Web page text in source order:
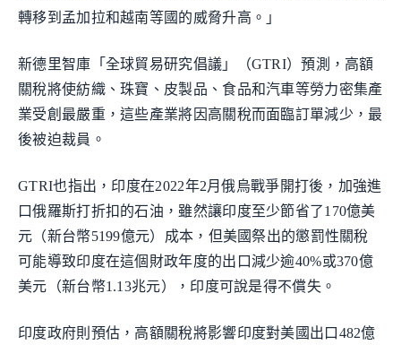
轉移到孟加拉和越南等國的威脅升高。」
新德里智庫「全球貿易研究倡議」（GTRI）預測，高額
關稅將使紡織、珠寶、皮製品、食品和汽車等勞力密集產
業受創最嚴重，這些產業將因高關稅而面臨訂單減少，最
後被迫裁員。
GTRI也指出，印度在2022年2月俄烏戰爭開打後，加強進
口俄羅斯打折扣的石油，雖然讓印度至少節省了170億美
元（新台幣5199億元）成本，但美國祭出的懲罰性關稅
可能導致印度在這個財政年度的出口減少逾40%或370億
美元（新台幣1.13兆元），印度可說是得不償失。
印度政府則預估，高額關稅將影響印度對美國出口482億